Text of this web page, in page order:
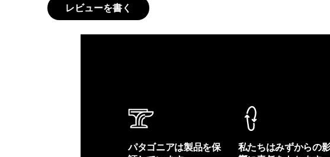
レビューを書く
パタゴニアは製品を保
私たちはみずからの